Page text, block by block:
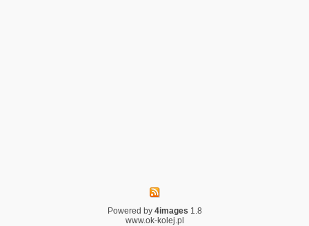
Powered by 4images 1.8
www.ok-kolej.pl